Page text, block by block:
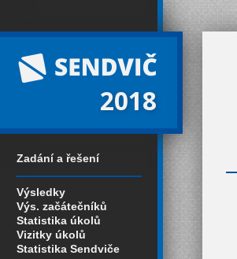
2018
Zadání a řešení
Výsledky
Výs. začátečníků
Statistika úkolů
Vizitky úkolů
Statistika Sendviče